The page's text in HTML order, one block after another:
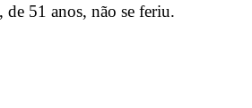
51 anos, não se feriu.